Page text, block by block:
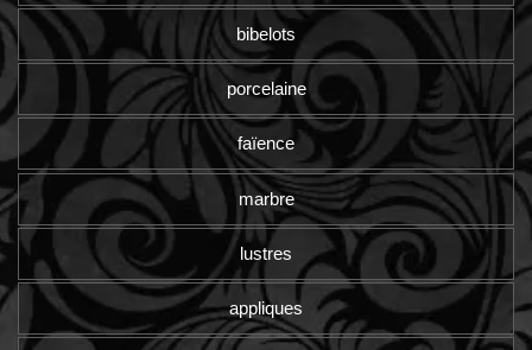
bibelots
porcelaine
faïence
marbre
lustres
appliques